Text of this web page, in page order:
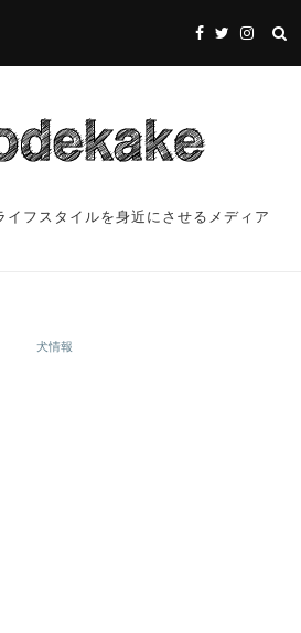
フスタイルを身近にさせるメディア
犬情報